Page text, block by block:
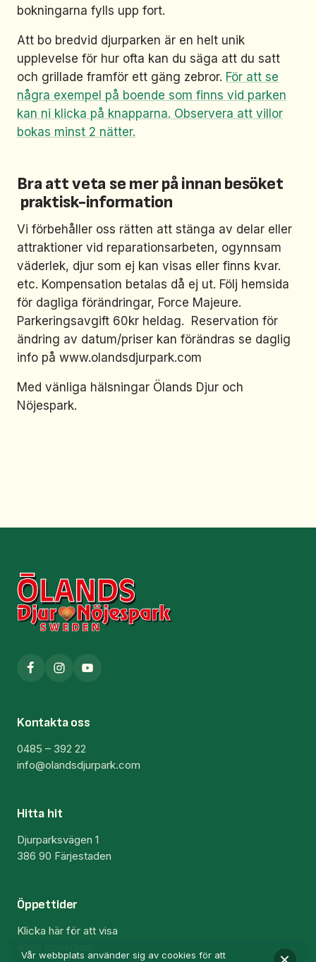
Vår webbplats använder sig av cookies för att
bokningarna fylls upp fort.
Att bo bredvid djurparken är en helt unik
upplevelse för hur ofta kan du säga att du satt
och grillade framför ett gäng zebror. För att se
några exempel på boende som finns vid parken
kan ni klicka på knapparna. Observera att villor
bokas minst 2 nätter.
Bra att veta se mer på innan besöket
praktisk-information
Vi förbehåller oss rätten att stänga av delar eller
attraktioner vid reparationsarbeten, ogynnsam
väderlek, djur som ej kan visas eller finns kvar.
etc. Kompensation betalas då ej ut. Följ hemsida
för dagliga förändringar, Force Majeure.
Parkeringsavgift 60kr heldag. Reservation för
ändring av datum/priser kan förändras se daglig
info på www.olandsdjurpark.com
Med vänliga hälsningar Ölands Djur och
Nöjespark.
Kontakta oss
0485 – 392 22
info@olandsdjurpark.com
Hitta hit
Djurparksvägen 1
386 90 Färjestaden
Öppettider
Klicka här för att visa